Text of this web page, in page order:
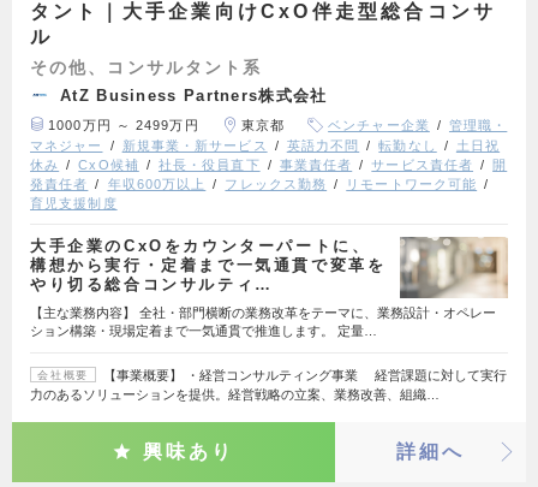
タント｜大手企業向けCxO伴走型総合コンサ
ル
その他、コンサルタント系
AtZ Business Partners株式会社
1000万円 ～ 2499万円 東京都 ベンチャー企業
管理職・
マネジャー
新規事業・新サービス 英語力不問 転勤なし
土日祝
休み
CxO候補 社長・役員直下 事業責任者 サービス責任者
開
発責任者
年収600万以上 フレックス勤務
リモートワーク可能
育児支援制度
大手企業のCxOをカウンターパートに、
構想から実行・定着まで一気通貫で変革を
やり切る総合コンサルティ…
【主な業務内容】 全社・部門横断の業務改革をテーマに、業務設計・オペレー
ション構築・現場定着まで一気通貫で推進します。 定量…
会社概要
【事業概要】 ・経営コンサルティング事業 経営課題に対して実行
力のあるソリューションを提供。経営戦略の立案、業務改善、組織…
興味あり 詳細へ